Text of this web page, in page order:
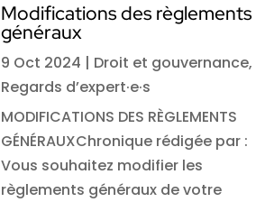
Modifications des règlements
généraux
9 Oct 2024 | Droit et gouvernance,
Regards d’expert·e·s
MODIFICATIONS DES RÈGLEMENTS
GÉNÉRAUXChronique rédigée par :
Vous souhaitez modifier les
règlements généraux de votre